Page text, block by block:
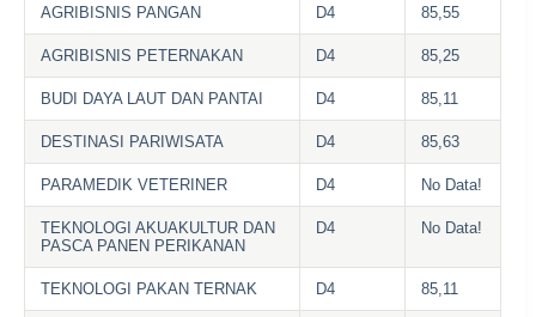
AGRIBISNIS PANGAN D4 85,55
AGRIBISNIS PETERNAKAN D4 85,25
BUDI DAYA LAUT DAN PANTAI D4 85,11
DESTINASI PARIWISATA D4 85,63
PARAMEDIK VETERINER D4 No Data!
TEKNOLOGI AKUAKULTUR DAN
PASCA PANEN PERIKANAN
D4 No Data!
TEKNOLOGI PAKAN TERNAK D4 85,11